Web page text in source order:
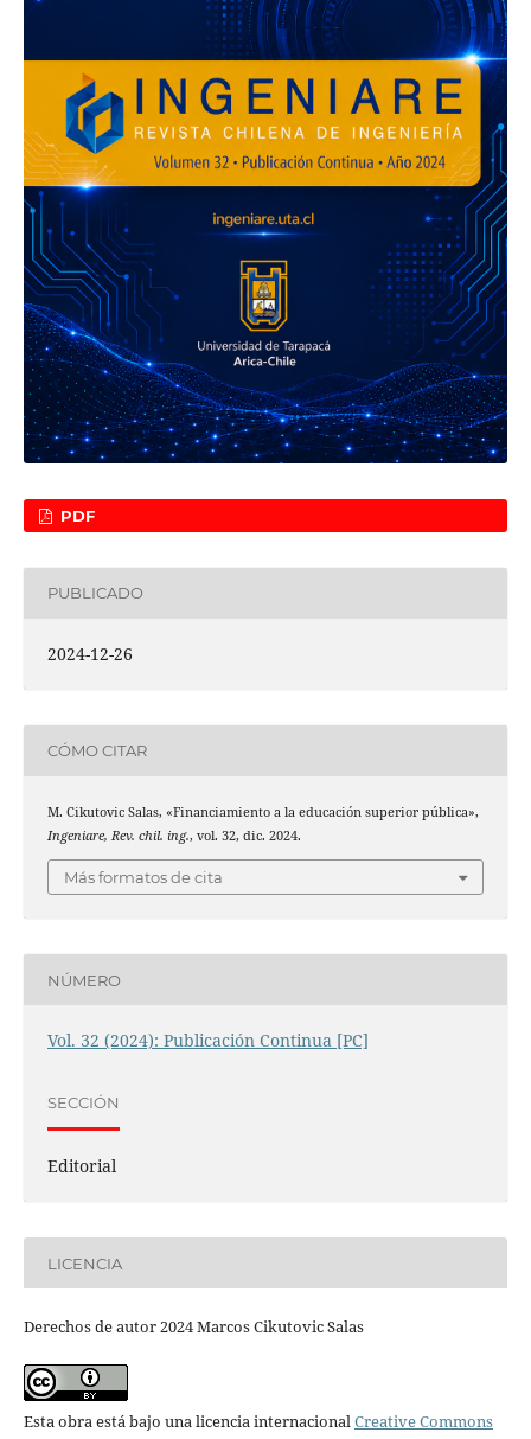
PDF
PUBLICADO
2024-12-26
CÓMO CITAR
M. Cikutovic Salas, «Financiamiento a la educación superior pública»,
Ingeniare, Rev. chil. ing., vol. 32, dic. 2024.
Más formatos de cita
NÚMERO
Vol. 32 (2024): Publicación Continua [PC]
SECCIÓN
Editorial
LICENCIA
Derechos de autor 2024 Marcos Cikutovic Salas
Esta obra está bajo una licencia internacionalCreative Commons